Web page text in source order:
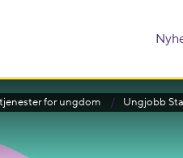
for ungdom Ungjobb